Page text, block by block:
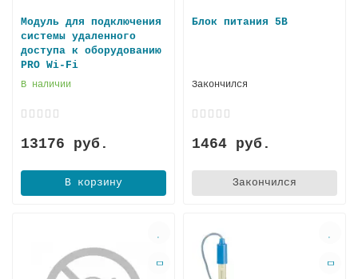
Модуль для подключения
системы удаленного
доступа к оборудованию
PRO Wi-Fi
В наличии
13176 руб.
В корзину
Блок питания 5В
Закончился
1464 руб.
Закончился